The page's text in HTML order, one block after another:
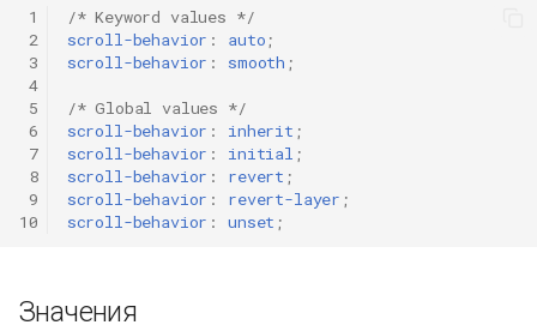
1
2
3
4
5
6
7
8
9
10
/* Keyword values */
scroll-behavior : auto;
scroll-behavior : smooth ;
/* Global values */
scroll-behavior : inherit ;
scroll-behavior : initial ;
scroll-behavior : revert ;
scroll-behavior : revert-layer ;
scroll-behavior : unset ;
Значения